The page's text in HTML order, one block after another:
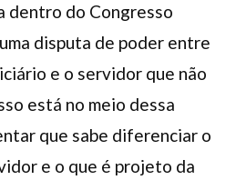
dentro do Congresso
disputa de poder entre
e o servidor que não
está no meio dessa
que sabe diferenciar o
e o que é projeto da